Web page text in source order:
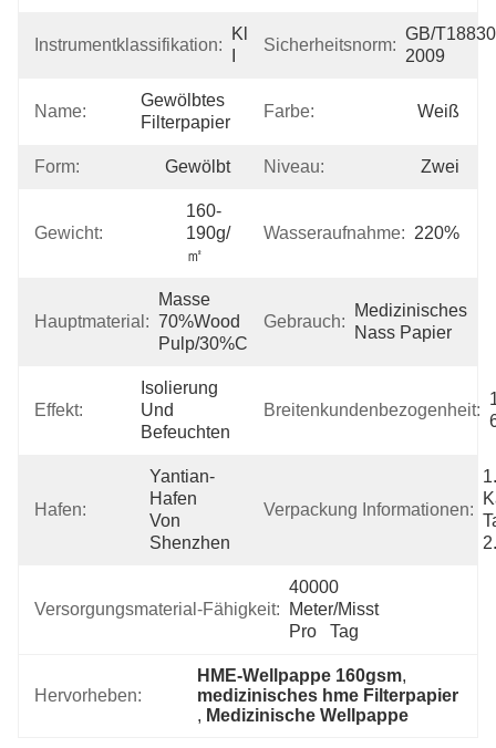
Instrumentklassifikation:
Klasse
Sicherheitsnorm:
GB/
2009
Name:
Gewölbtes
Filterpapier
Farbe: Weiß
Form: Gewölbt Niveau: Zwei
Gewicht:
160-
190g/
㎡
Wasseraufnahme: 220%
Hauptmaterial:
Masse
70%Wood
Pulp/30%Cotton
Gebrauch:
Medizinisches
Nass Papier
Effekt:
Isolierung
Und
Befeuchten
Breitenkundenbezogenheit:
Hafen:
Yantian-
Hafen
Von
Shenzhen
Verpackung Informationen:
Versorgungsmaterial-Fähigkeit:
40000
Meter/misst
Pro   Tag
Hervorheben:
HME-Wellpappe 160gsm,
medizinisches hme Filterpapier
, Medizinische Wellpappe